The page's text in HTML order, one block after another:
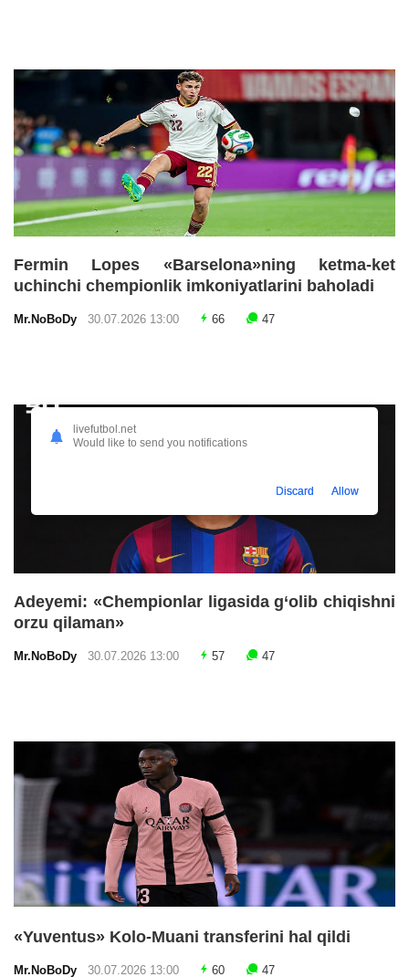
Fermin Lopes «Barselona»ning ketma-ket
uchinchi chempionlik imkoniyatlarini baholadi
Mr.NoBoDy 30.07.2026 13:00 66 47
Adeyemi: «Chempionlar ligasida g‘olib chiqishni
orzu qilaman»
Mr.NoBoDy 30.07.2026 13:00 57 47
«Yuventus» Kolo-Muani transferini hal qildi
Mr.NoBoDy 30.07.2026 13:00 60 47
livefutbol.net
Would like to send you notifications
Discard Allow